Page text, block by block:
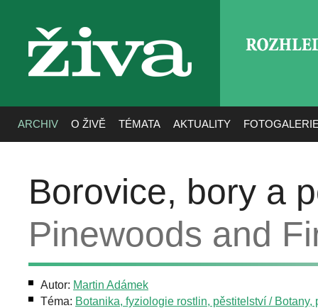
živa
ARCHIV O ŽIVĚ TÉMATA AKTUALITY
Borovice, bory a
Pinewoods and
Autor: Martin Adámek
Téma: Botanika, fyziologie rostlin, pěstitelství / Botany,